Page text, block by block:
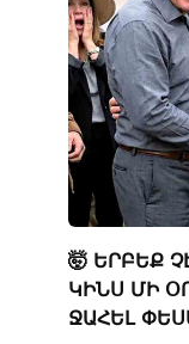
🤯 ԵՐԲԵՔ
ԿԻՆՍ ՄԻ
ՋԱՀԵԼ